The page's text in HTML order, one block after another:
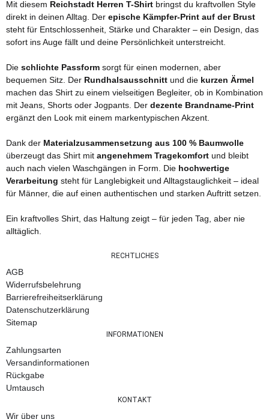
Mit diesem Reichstadt Herren T-Shirt bringst du kraftvollen Style
direkt in deinen Alltag. Der epische Kämpfer-Print auf der Brust
steht für Entschlossenheit, Stärke und Charakter – ein Design, das
sofort ins Auge fällt und deine Persönlichkeit unterstreicht.
Die schlichte Passform sorgt für einen modernen, aber
bequemen Sitz. Der Rundhalsausschnitt und die kurzen Ärmel
machen das Shirt zu einem vielseitigen Begleiter, ob in Kombination
mit Jeans, Shorts oder Jogpants. Der dezente Brandname-Print
ergänzt den Look mit einem markentypischen Akzent.
Dank der Materialzusammensetzung aus 100 % Baumwolle
überzeugt das Shirt mit angenehmem Tragekomfort und bleibt
auch nach vielen Waschgängen in Form. Die hochwertige
Verarbeitung steht für Langlebigkeit und Alltagstauglichkeit – ideal
für Männer, die auf einen authentischen und starken Auftritt setzen.
Ein kraftvolles Shirt, das Haltung zeigt – für jeden Tag, aber nie
alltäglich.
RECHTLICHES
AGB
Widerrufsbelehrung
Barrierefreiheitserklärung
Datenschutzerklärung
Sitemap
INFORMATIONEN
Zahlungsarten
Versandinformationen
Rückgabe
Umtausch
KONTAKT
Wir über uns